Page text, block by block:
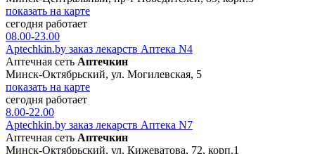
показать на карте
сегодня работает
08.00-23.00
Aptechkin.by заказ лекарств Аптека N4
Аптечная сеть Аптечкин
Минск-Октябрьский, ул. Могилевская, 5
показать на карте
сегодня работает
8.00-22.00
Aptechkin.by заказ лекарств Аптека N7
Аптечная сеть Аптечкин
Минск-Октябрьский, ул. Кижеватова, 72, корп.1